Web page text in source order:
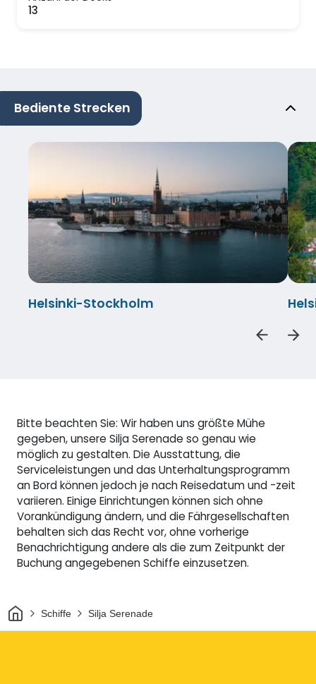
13
Bediente Strecken
Helsinki-Stockholm
Bitte beachten Sie: Wir haben uns größte Mühe
gegeben, unsere Silja Serenade so genau wie
möglich zu gestalten. Die Ausstattung, die
Serviceleistungen und das Unterhaltungsprogramm
an Bord können jedoch je nach Reisedatum und -zeit
variieren. Einige Einrichtungen können sich ohne
Vorankündigung ändern, und die Fährgesellschaften
behalten sich das Recht vor, ohne vorherige
Benachrichtigung andere als die zum Zeitpunkt der
Buchung angegebenen Schiffe einzusetzen.
HeimSchiffe Silja Serenade